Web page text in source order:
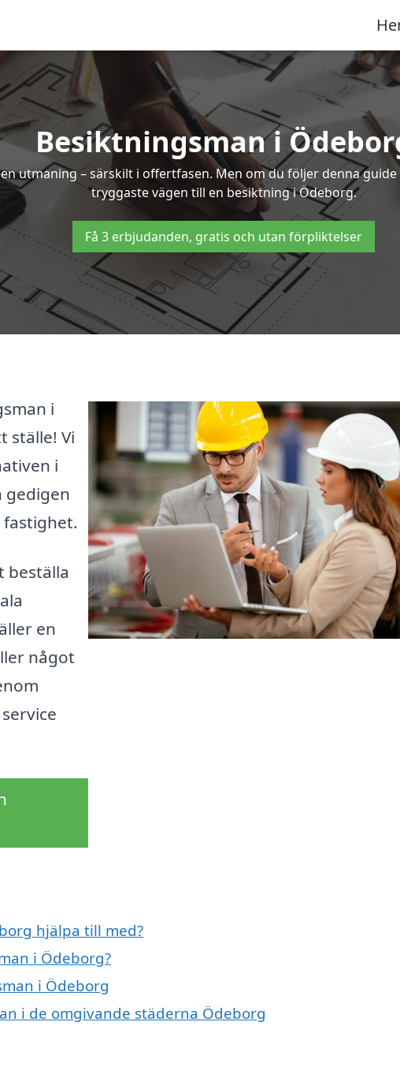
Besiktningsman i
utmaning – särskilt i offertfasen. Men om du följer denna
tryggaste vägen till en besiktning i Ödeborg.
Få 3 erbjudanden, gratis och utan förpliktelser
i
ställe! Vi
i
gedigen
beställa
en
något
hjälpa till med?
i Ödeborg?
i Ödeborg
i de omgivande städerna Ödeborg